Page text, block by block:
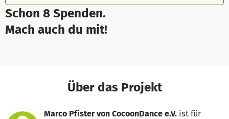
Schon 8 Spenden.
Mach auch du mit!
Über das Projekt
Marco Pfister von CocoonDance e.V. ist für